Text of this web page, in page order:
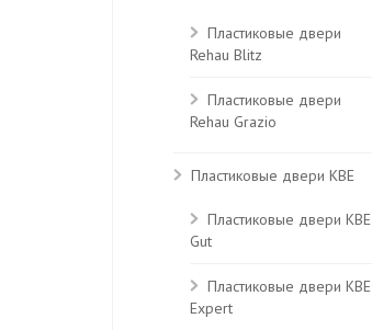
Пластиковые двери
Rehau Blitz
Пластиковые двери
Rehau Grazio
Пластиковые двери KBE
Пластиковые двери КВЕ
Gut
Пластиковые двери КВЕ
Expert